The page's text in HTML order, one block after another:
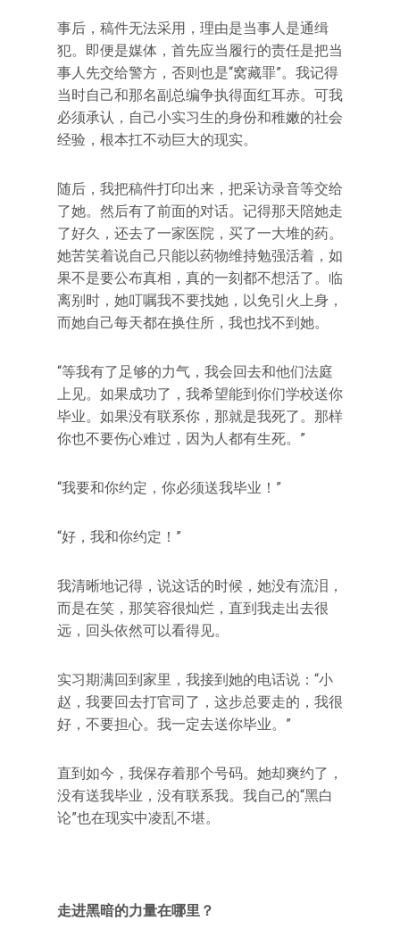
事后，稿件无法采用，理由是当事人是通缉
犯。即便是媒体，首先应当履行的责任是把当
事人先交给警方，否则也是“窝藏罪”。我记得
当时自己和那名副总编争执得面红耳赤。可我
必须承认，自己小实习生的身份和稚嫩的社会
经验，根本扛不动巨大的现实。
随后，我把稿件打印出来，把采访录音等交给
了她。然后有了前面的对话。记得那天陪她走
了好久，还去了一家医院，买了一大堆的药。
她苦笑着说自己只能以药物维持勉强活着，如
果不是要公布真相，真的一刻都不想活了。临
离别时，她叮嘱我不要找她，以免引火上身，
而她自己每天都在换住所，我也找不到她。
“等我有了足够的力气，我会回去和他们法庭
上见。如果成功了，我希望能到你们学校送你
毕业。如果没有联系你，那就是我死了。那样
你也不要伤心难过，因为人都有生死。”
“我要和你约定，你必须送我毕业！”
“好，我和你约定！”
我清晰地记得，说这话的时候，她没有流泪，
而是在笑，那笑容很灿烂，直到我走出去很
远，回头依然可以看得见。
实习期满回到家里，我接到她的电话说：“小
赵，我要回去打官司了，这步总要走的，我很
好，不要担心。我一定去送你毕业。”
直到如今，我保存着那个号码。她却爽约了，
没有送我毕业，没有联系我。我自己的“黑白
论”也在现实中凌乱不堪。
走进黑暗的力量在哪里？